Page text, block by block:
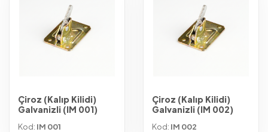
Çiroz (Kalıp Kilidi)
Galvanizli (IM 001)
Kod: IM 001
Çiroz (Kalıp Kilidi)
Galvanizli (IM 002)
Kod: IM 002